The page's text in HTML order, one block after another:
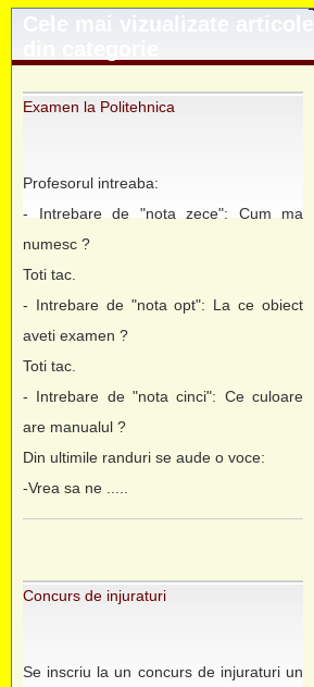
Cele mai vizualizate articole
Examen la Politehnica
Profesorul intreaba:
- Intrebare de "nota zece": Cum ma
numesc ?
Toti tac.
- Intrebare de "nota opt": La ce obiect
aveti examen ?
Toti tac.
- Intrebare de "nota cinci": Ce culoare
are manualul ?
Din ultimile randuri se aude o voce:
-Vrea sa ne .....
Concurs de injuraturi
Se inscriu la un concurs de injuraturi un